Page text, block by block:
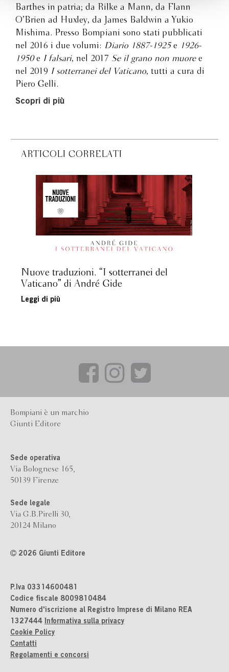
Barthes in patria; da Rilke a Mann, da Flann
O’Brien ad Huxley, da James Baldwin a Yukio
Mishima. Presso Bompiani sono stati pubblicati
nel 2016 i due volumi: Diario 1887-1925e 1926-
1950e I falsari, nel 2017 Se il grano non muoree
nel 2019 I sotterranei del Vaticano, tutti a cura di
Piero Gelli.
Scopri di più
ARTICOLI CORRELATI
Nuove traduzioni. “I sotterranei del
Vaticano” di André Gide
Leggi di più
Bompiani è un marchio
Giunti Editore
Sede operativa
Via Bolognese 165,
50139 Firenze
Sede legale
Via G.B.Pirelli 30,
20124 Milano
2026 Giunti Editore
P.Iva 03314600481
Codice fiscale 8009810484
Numero d'iscrizione al Registro Imprese di Milano REA
1327444 Informativa sulla privacy
Cookie Policy
Contatti
Regolamenti e concorsi